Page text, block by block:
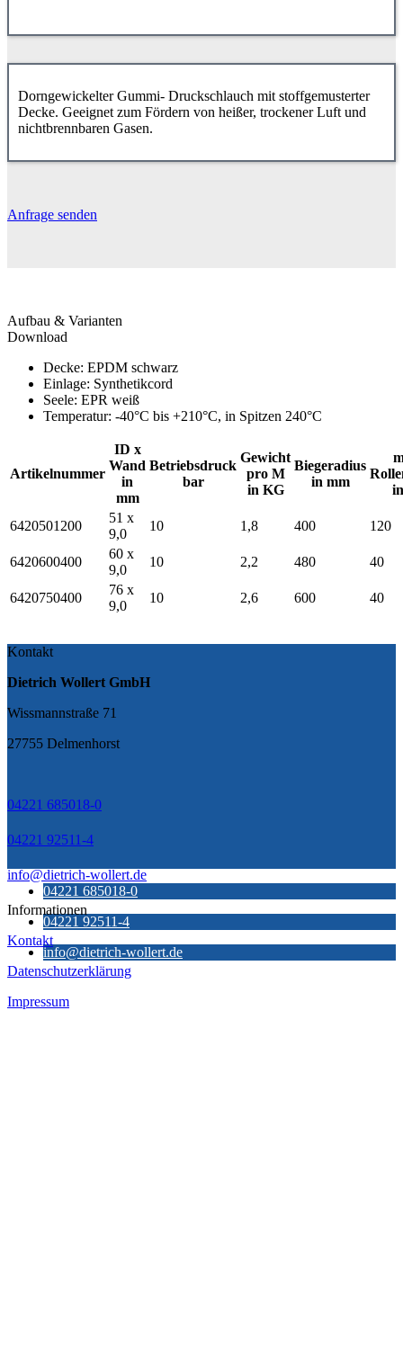
Dorngewickelter Gummi- Druckschlauch mit stoffgemusterter
Decke. Geeignet zum Fördern von heißer, trockener Luft und
nichtbrennbaren Gasen.
Anfrage senden
Aufbau & Varianten
Download
Decke: EPDM schwarz
Einlage: Synthetikcord
Seele: EPR weiß
Temperatur: -40°C bis +210°C, in Spitzen 240°C
Artikelnummer
ID x
Wand
in
mm
Betriebsdruck
bar
Gewicht
pro M
in KG
Biegeradius
in mm
6420501200
51 x
9,0
10 1,8 400 120
6420600400
60 x
9,0
10 2,2 480 40
6420750400
76 x
9,0
10 2,6 600 40
Kontakt
Dietrich Wollert GmbH
Wissmannstraße 71
27755 Delmenhorst
04221 685018-0
04221 92511-4
info@dietrich-wollert.de
Informationen
Kontakt
Datenschutzerklärung
Impressum
04221 685018-0
04221 92511-4
info@dietrich-wollert.de